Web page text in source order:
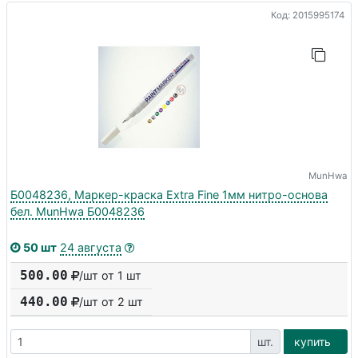
Код: 2015995174
MunHwa
Б0048236, Маркер-краска Extra Fine 1мм нитро-основа
бел. MunHwa Б0048236
50 шт 24 августа
500.00 /шт от 1 шт
440.00 /шт от 2 шт
шт. купить